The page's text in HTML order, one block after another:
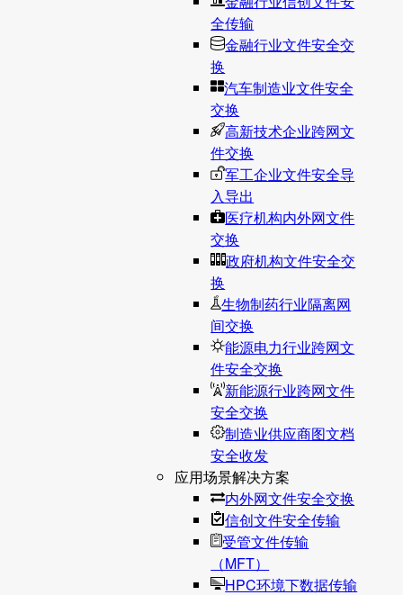
全传输
金融行业文件安全交
换
汽车制造业文件安全
交换
高新技术企业跨网文
件交换
军工企业文件安全导
入导出
医疗机构内外网文件
交换
政府机构文件安全交
换
生物制药行业隔离网
间交换
能源电力行业跨网文
件安全交换
新能源行业跨网文件
安全交换
制造业供应商图文档
安全收发
应用场景解决方案
内外网文件安全交换
信创文件安全传输
受管文件传输
（MFT）
HPC环境下数据传输